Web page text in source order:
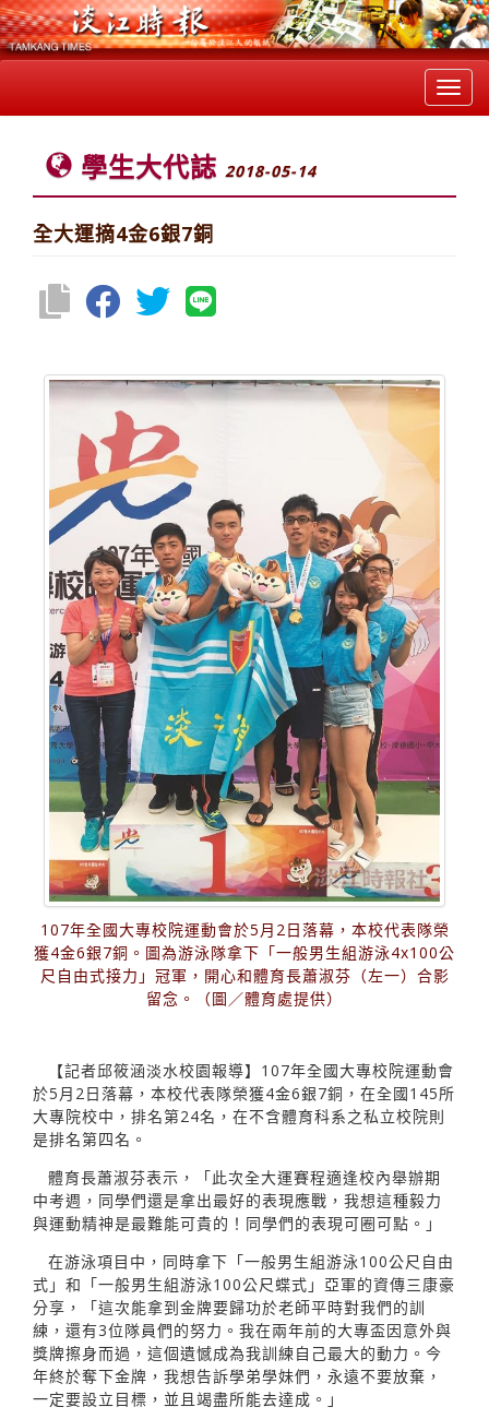
學生大代誌 2018-05-14
全大運摘4金6銀7銅
107年全國大專校院運動會於5月2日落幕，本校代表隊榮
獲4金6銀7銅。圖為游泳隊拿下「一般男生組游泳4x100公
尺自由式接力」冠軍，開心和體育長蕭淑芬（左一）合影
留念。（圖／體育處提供）
【記者邱筱涵淡水校園報導】107年全國大專校院運動會
於5月2日落幕，本校代表隊榮獲4金6銀7銅，在全國145所
大專院校中，排名第24名，在不含體育科系之私立校院則
是排名第四名。
體育長蕭淑芬表示，「此次全大運賽程適逢校內舉辦期
中考週，同學們還是拿出最好的表現應戰，我想這種毅力
與運動精神是最難能可貴的！同學們的表現可圈可點。」
在游泳項目中，同時拿下「一般男生組游泳100公尺自由
式」和「一般男生組游泳100公尺蝶式」亞軍的資傳三康豪
分享，「這次能拿到金牌要歸功於老師平時對我們的訓
練，還有3位隊員們的努力。我在兩年前的大專盃因意外與
獎牌擦身而過，這個遺憾成為我訓練自己最大的動力。今
年終於奪下金牌，我想告訴學弟學妹們，永遠不要放棄，
一定要設立目標，並且竭盡所能去達成。」